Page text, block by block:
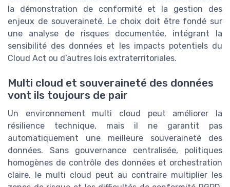
la démonstration de conformité et la gestion des
enjeux de souveraineté. Le choix doit être fondé sur
une analyse de risques documentée, intégrant la
sensibilité des données et les impacts potentiels du
Cloud Act ou d’autres lois extraterritoriales.
Multi cloud et souveraineté des données
vont ils toujours de pair
Un environnement multi cloud peut améliorer la
résilience technique, mais il ne garantit pas
automatiquement une meilleure souveraineté des
données. Sans gouvernance centralisée, politiques
homogènes de contrôle des données et orchestration
claire, le multi cloud peut au contraire multiplier les